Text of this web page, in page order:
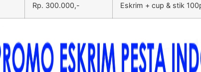
Rp. 300.000,- Eskrim + cup & stik